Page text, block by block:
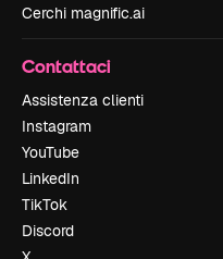
Cerchi magnific.ai
Contattaci
Assistenza clienti
Instagram
YouTube
LinkedIn
TikTok
Discord